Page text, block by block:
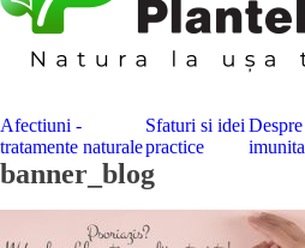
Afectiuni -
tratamente naturale
Sfaturi si idei
practice
Despre
banner_blog